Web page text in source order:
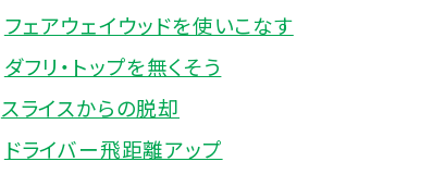
フェアウェイウッドを使いこなす
ダフリ・トップを無くそう
スライスからの脱却
ドライバー飛距離アップ